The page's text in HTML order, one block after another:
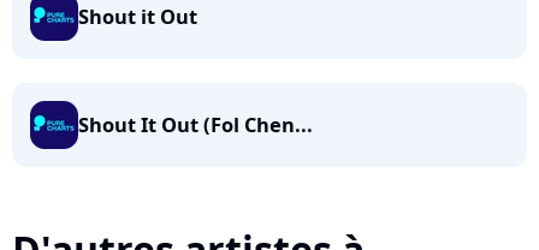
Shout it Out
Shout It Out (Fol Chen...